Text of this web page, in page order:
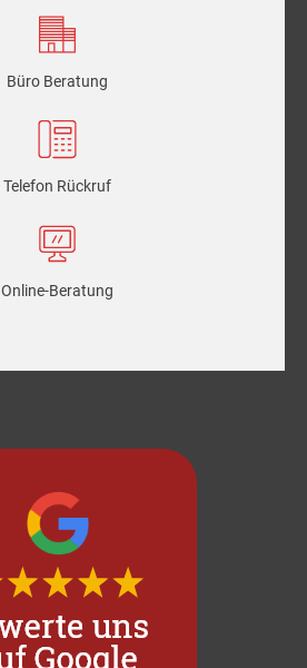
Büro Beratung
Telefon Rückruf
Online-Beratung